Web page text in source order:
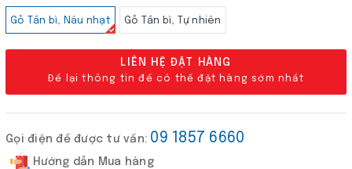
Gỗ Tần bì, Nâu nhạt Gỗ Tần bì, Tự nhiên
LIÊN HỆ ĐẶT HÀNG
Để lại thông tin để có thể đặt hàng sớm nhất
Gọi điện để được tư vấn: 09 1857 6660
Hướng dẫn Mua hàng